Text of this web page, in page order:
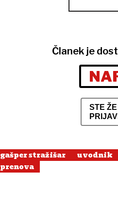
Članek je
STE
gašper stražišar uvodnik
prenova